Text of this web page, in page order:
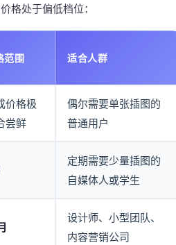
格处于偏低档位：
范围 适合人群
价格极
尝鲜
偶尔需要单张插图的
普通用户
定期需要少量插图的
自媒体人或学生
设计师、小型团队、
内容营销公司